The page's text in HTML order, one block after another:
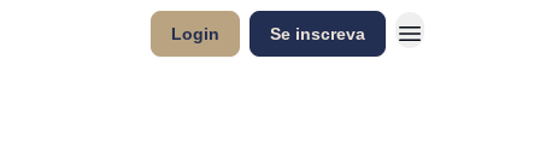
Login Se inscreva